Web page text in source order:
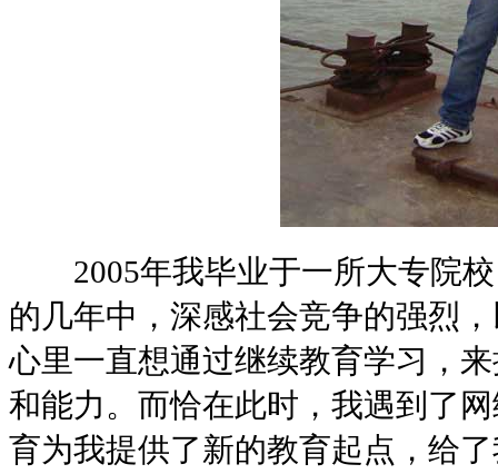
2005年我毕业于一所大专院校
的几年中，深感社会竞争的强烈
心里一直想通过继续教育学习，
和能力。而恰在此时，我遇到了
育为我提供了新的教育起点，给